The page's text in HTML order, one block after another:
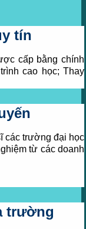
tín
cấp bằng chính
cao học; Thay
các trường đại học
từ các doanh
trường